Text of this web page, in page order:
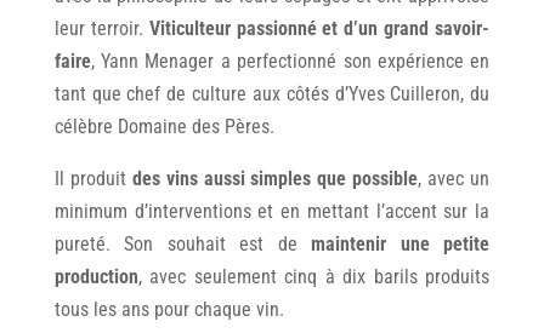
leur terroir. Viticulteur passionné et d’un grand savoir-
faire, Yann Menager a perfectionné son expérience en
tant que chef de culture aux côtés d’Yves Cuilleron, du
célèbre Domaine des Pères.
Il produit des vins aussi simples que possible, avec un
minimum d’interventions et en mettant l’accent sur la
pureté. Son souhait est demaintenir une petite
production, avec seulement cinq à dix barils produits
tous les ans pour chaque vin.